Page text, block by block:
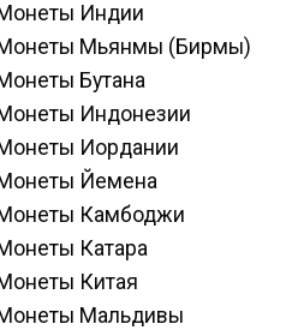
Индии
Мьянмы (Бирмы)
Бутана
Индонезии
Иордании
Йемена
Камбоджи
Катара
Китая
Мальдивы